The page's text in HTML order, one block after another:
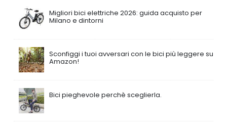
Migliori bici elettriche 2026: guida acquisto per
Milano e dintorni
Sconfiggi i tuoi avversari con le bici più leggere su
Amazon!
Bici pieghevole perchè sceglierla.